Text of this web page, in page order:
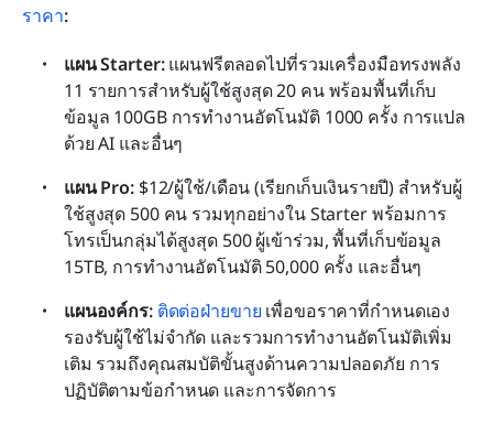
ราคา:
แผน Starter: แผนฟรีตลอดไปที่รวมเครื่องมือทรงพลัง
11 รายการสำหรับผู้ใช้สูงสุด 20 คน พร้อมพื้นที่เก็บ
ข้อมูล 100GB การทำงานอัตโนมัติ 1000 ครั้ง การแปล
ด้วย AI และอื่นๆ
แผน Pro: $12/ผู้ใช้/เดือน (เรียกเก็บเงินรายปี) สำหรับผู้
ใช้สูงสุด 500 คน รวมทุกอย่างใน Starter พร้อมการ
โทรเป็นกลุ่มได้สูงสุด 500 ผู้เข้าร่วม, พื้นที่เก็บข้อมูล
15TB, การทำงานอัตโนมัติ 50,000 ครั้ง และอื่นๆ
แผนองค์กร: ติดต่อฝ่ายขาย เพื่อขอราคาที่กำหนดเอง
รองรับผู้ใช้ไม่จำกัด และรวมการทำงานอัตโนมัติเพิ่ม
เติม รวมถึงคุณสมบัติขั้นสูงด้านความปลอดภัย การ
ปฏิบัติตามข้อกำหนด และการจัดการ